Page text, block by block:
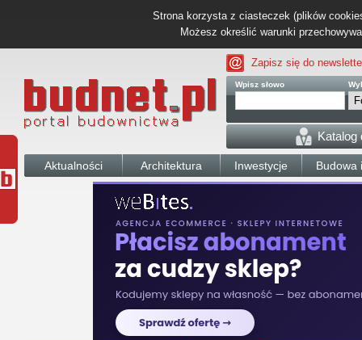
Strona korzysta z ciasteczek (plików
Możesz określić warunki
Zapisz się do
Wpisz słowo
Katalog
Aktualności Architektura Inwestycje Budowa